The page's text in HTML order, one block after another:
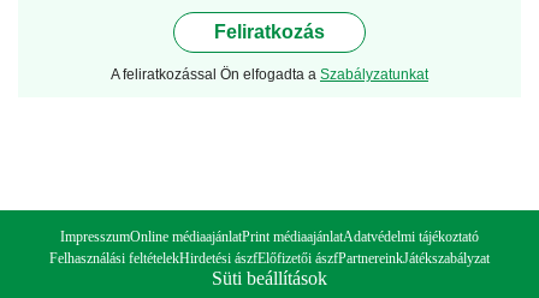
Feliratkozás
A feliratkozással Ön elfogadta a Szabályzatunkat
ImpresszumOnline médiaajánlatPrint médiaajánlatAdatvédelmi tájékoztató
Felhasználási feltételekHirdetési ászfElőfizetői ászfPartnereinkJátékszabályzat
Süti beállítások